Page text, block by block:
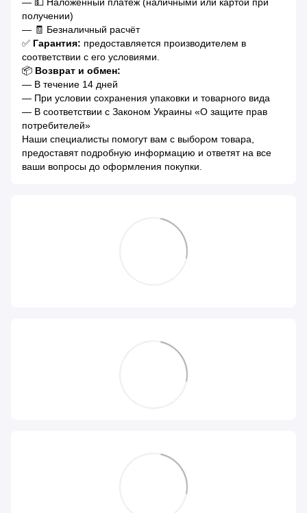
получении)
— 🧾 Безналичный расчёт
✅ Гарантия: предоставляется производителем в
соответствии с его условиями.
📦 Возврат и обмен:
— В течение 14 дней
— При условии сохранения упаковки и товарного вида
— В соответствии с Законом Украины «О защите прав
потребителей»
Наши специалисты помогут вам с выбором товара,
предоставят подробную информацию и ответят на все
ваши вопросы до оформления покупки.